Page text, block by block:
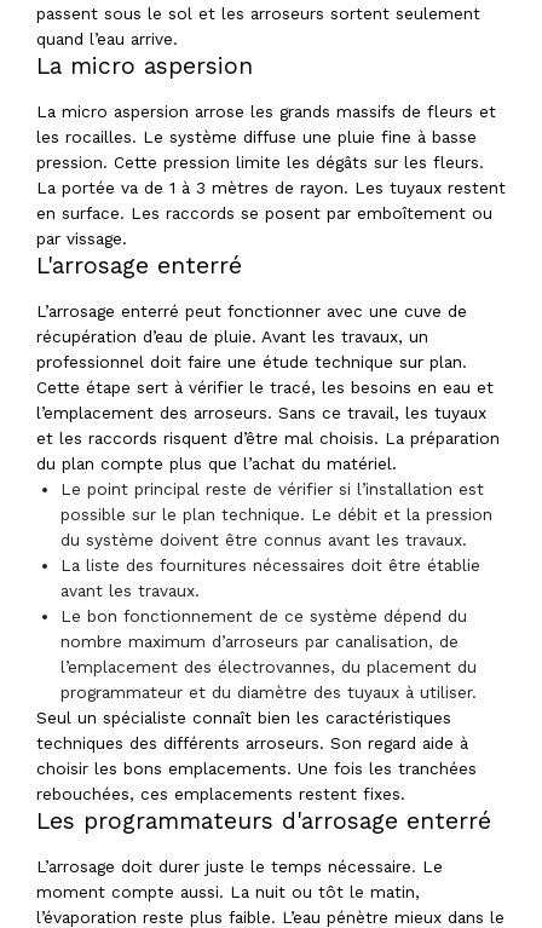
passent sous le sol et les arroseurs sortent seulement
quand l’eau arrive.
La micro aspersion
La micro aspersion arrose les grands massifs de fleurs et
les rocailles. Le système diffuse une pluie fine à basse
pression. Cette pression limite les dégâts sur les fleurs.
La portée va de 1 à 3 mètres de rayon. Les tuyaux restent
en surface. Les raccords se posent par emboîtement ou
par vissage.
L'arrosage enterré
L’arrosage enterré peut fonctionner avec une cuve de
récupération d’eau de pluie. Avant les travaux, un
professionnel doit faire une étude technique sur plan.
Cette étape sert à vérifier le tracé, les besoins en eau et
l’emplacement des arroseurs. Sans ce travail, les tuyaux
et les raccords risquent d’être mal choisis. La préparation
du plan compte plus que l’achat du matériel.
Le point principal reste de vérifier si l’installation est
possible sur le plan technique. Le débit et la pression
du système doivent être connus avant les travaux.
La liste des fournitures nécessaires doit être établie
avant les travaux.
Le bon fonctionnement de ce système dépend du
nombre maximum d’arroseurs par canalisation, de
l’emplacement des électrovannes, du placement du
programmateur et du diamètre des tuyaux à utiliser.
Seul un spécialiste connaît bien les caractéristiques
techniques des différents arroseurs. Son regard aide à
choisir les bons emplacements. Une fois les tranchées
rebouchées, ces emplacements restent fixes.
Les programmateurs d'arrosage enterré
L’arrosage doit durer juste le temps nécessaire. Le
moment compte aussi. La nuit ou tôt le matin,
l’évaporation reste plus faible. L’eau pénètre mieux dans le